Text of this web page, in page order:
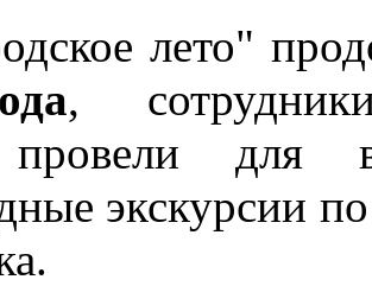
лето"
, сотрудники
для
экскурсии